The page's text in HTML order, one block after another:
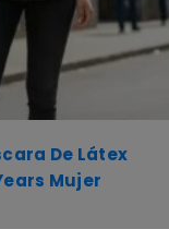
De Látex
Mujer